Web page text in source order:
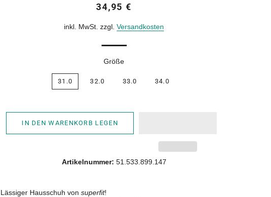
Normaler
Sonderpreis
34,95 €
inkl. MwSt. zzgl.Versandkosten
Größe
31.0 32.0 33.0 34.0
IN DEN WARENKORB LEGEN
Artikelnummer: 51.533.899.147
Lässiger Hausschuh vonsuperfit!